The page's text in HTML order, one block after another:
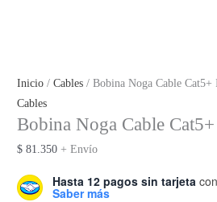
Inicio /Cables / Bobina Noga Cable
Cables
Bobina Noga Cable
$ 81.350 + Envío
Hasta 12 pagos sin tarjeta
Saber más